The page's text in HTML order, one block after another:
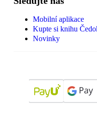
Mobilní aplikace
Kupte si knihu
Novinky